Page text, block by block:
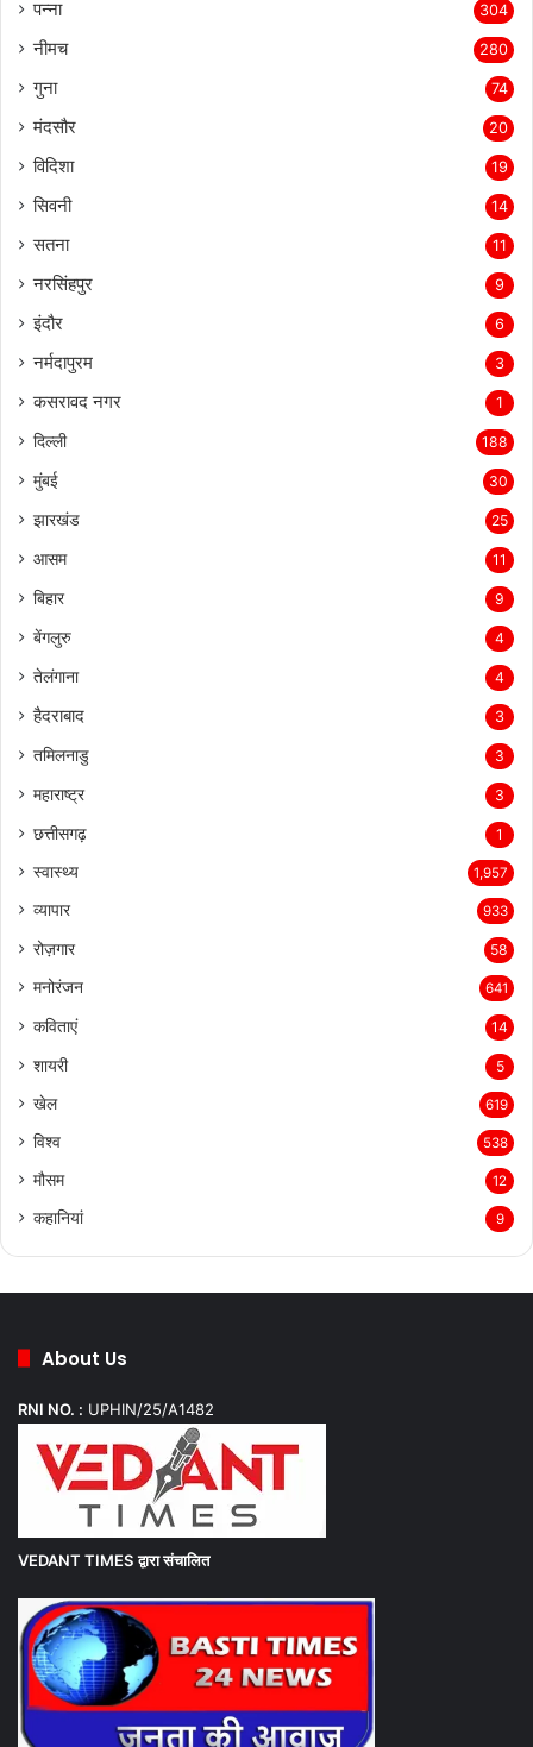
पन्ना 304
नीमच 280
गुना 74
मंदसौर 20
विदिशा 19
सिवनी 14
सतना 11
नरसिंहपुर 9
इंदौर 6
नर्मदापुरम 3
कसरावद नगर 1
दिल्ली 188
मुंबई 30
झारखंड 25
आसम 11
बिहार 9
बेंगलुरु 4
तेलंगाना 4
हैदराबाद 3
तमिलनाडु 3
महाराष्ट्र 3
छत्तीसगढ़ 1
स्वास्थ्य 1,957
व्यापार 933
रोज़गार 58
मनोरंजन 641
कविताएं 14
शायरी 5
खेल 619
विश्व 538
मौसम 12
कहानियां 9
About Us
RNI NO. : UPHIN/25/A1482
VEDANT TIMES द्वारा संचालित